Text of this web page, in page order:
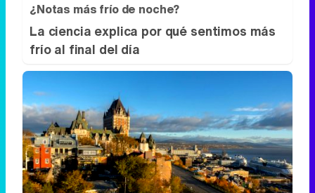
¿Notas más frío de noche?
La ciencia explica por qué sentimos más
frío al final del día